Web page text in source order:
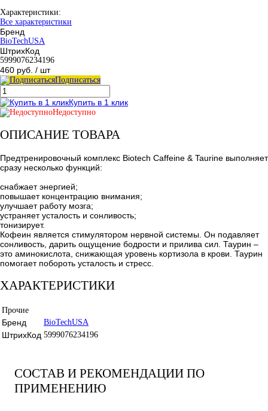
Характеристики:
Все характеристики
Бренд
BioTechUSA
ШтрихКод
5999076234196
460 руб. / шт
Подписаться
Купить в 1 клик
Недоступно
ОПИСАНИЕ ТОВАРА
Предтренировочный комплекс Biotech Caffeine & Taurine выполняет
сразу несколько функций:
снабжает энергией;
повышает концентрацию внимания;
улучшает работу мозга;
устраняет усталость и сонливость;
тонизирует.
Кофеин является стимулятором нервной системы. Он подавляет
сонливость, дарить ощущение бодрости и прилива сил. Таурин –
это аминокислота, снижающая уровень кортизола в крови. Таурин
помогает побороть усталость и стресс.
ХАРАКТЕРИСТИКИ
Прочие
Бренд BioTechUSA
ШтрихКод 5999076234196
СОСТАВ И РЕКОМЕНДАЦИИ ПО
ПРИМЕНЕНИЮ